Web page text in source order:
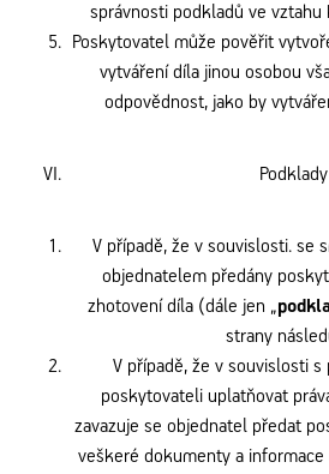
správnosti podkladů ve
Poskytovatel může pověřit
vytváření díla jinou osobou
odpovědnost, jako by
Podklady
V případě, že v souvislosti. se
objednatelem předány
zhotovení díla (dále jen „
strany
V případě, že v souvislosti
poskytovateli uplatňovat
zavazuje se objednatel předat
veškeré dokumenty a